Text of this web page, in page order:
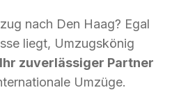
nach Den Haag? Egal
liegt, Umzugskönig
Ihr zuverlässiger Partner
Umzüge.